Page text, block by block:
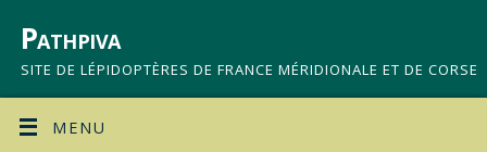
Pathpiva
SITE DE LÉPIDOPTÈRES DE FRANCE MÉRIDIONALE ET DE CORSE
MENU